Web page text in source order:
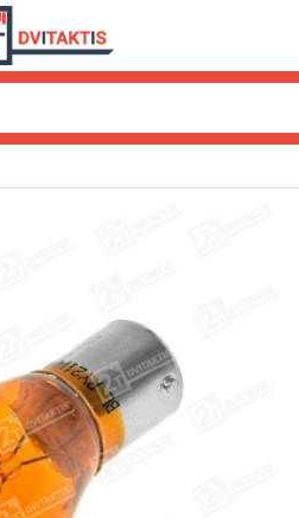
Apšvietimas Lemputės